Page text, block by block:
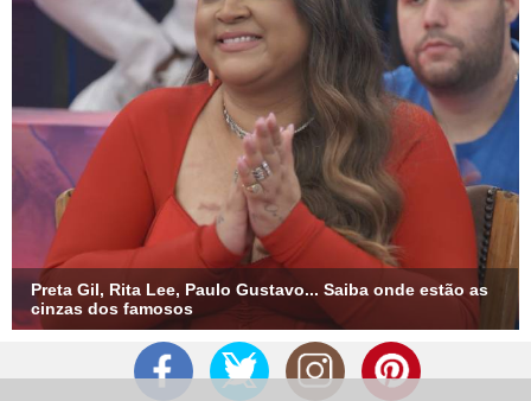
Preta Gil, Rita Lee, Paulo Gustavo... Saiba onde estão as
cinzas dos famosos